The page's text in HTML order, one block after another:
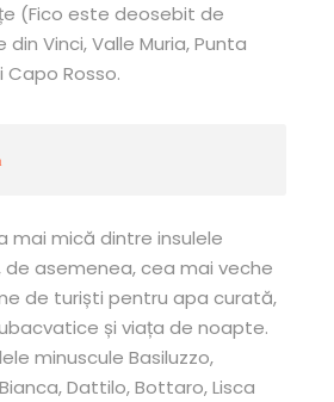
(Fico este deosebit de
Vinci, Valle Muria, Punta
Rosso.
mai mică dintre insulele
de asemenea, cea mai veche
de turiști pentru apa curată,
și viața de noapte.
minuscule Basiluzzo,
Dattilo, Bottaro, Lisca